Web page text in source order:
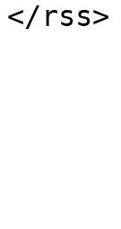
</rss>